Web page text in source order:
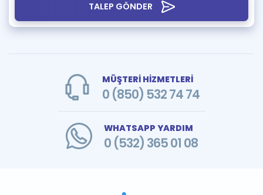
TALEP GÖNDER
MÜŞTERİ HİZMETLERİ
0 (850) 532 74 74
WHATSAPP YARDIM
0 (532) 365 01 08